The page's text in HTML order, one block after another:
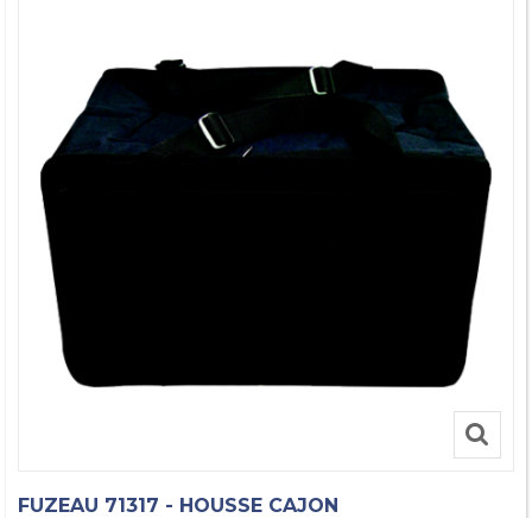
FUZEAU 71317 - HOUSSE CAJON